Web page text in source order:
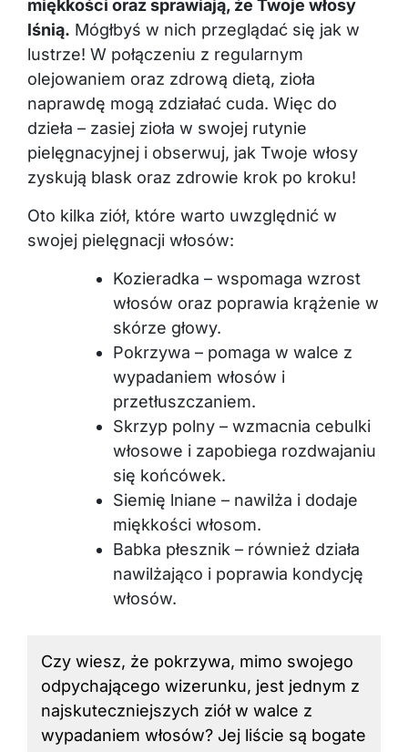
miękkości oraz sprawiają, że Twoje włosy
lśnią. Mógłbyś w nich przeglądać się jak w
lustrze! W połączeniu z regularnym
olejowaniem oraz zdrową dietą, zioła
naprawdę mogą zdziałać cuda. Więc do
dzieła – zasiej zioła w swojej rutynie
pielęgnacyjnej i obserwuj, jak Twoje włosy
zyskują blask oraz zdrowie krok po kroku!
Oto kilka ziół, które warto uwzględnić w
swojej pielęgnacji włosów:
Kozieradka – wspomaga wzrost
włosów oraz poprawia krążenie w
skórze głowy.
Pokrzywa – pomaga w walce z
wypadaniem włosów i
przetłuszczaniem.
Skrzyp polny – wzmacnia cebulki
włosowe i zapobiega rozdwajaniu
się końcówek.
Siemię lniane – nawilża i dodaje
miękkości włosom.
Babka płesznik – również działa
nawilżająco i poprawia kondycję
włosów.
Czy wiesz, że pokrzywa, mimo swojego
odpychającego wizerunku, jest jednym z
najskuteczniejszych ziół w walce z
wypadaniem włosów? Jej liście są bogate